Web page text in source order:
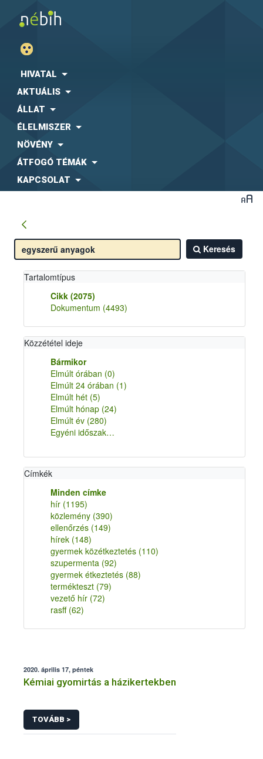
HIVATAL
AKTUÁLIS
ÁLLAT
ÉLELMISZER
NÖVÉNY
ÁTFOGÓ TÉMÁK
KAPCSOLAT
Keresés
Tartalomtípus
Cikk (2075)
Dokumentum (4493)
Közzététel ideje
Bármikor
Elmúlt órában (0)
Elmúlt 24 órában (1)
Elmúlt hét (5)
Elmúlt hónap (24)
Elmúlt év (280)
Egyéni időszak…
Címkék
Minden címke
hír (1195)
közlemény (390)
ellenőrzés (149)
hírek (148)
gyermek közétkeztetés (110)
szupermenta (92)
gyermek étkeztetés (88)
termékteszt (79)
vezető hír (72)
rasff (62)
2020. április 17, péntek
Kémiai gyomirtás a házikertekben
TOVÁBB >